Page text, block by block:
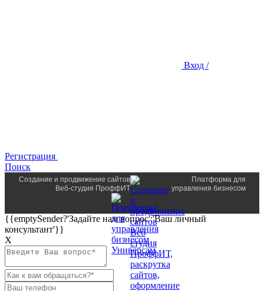
Вход /
Регистрация
Поиск
Создание и продвижение сайтов
Веб-студия ПроффИТ
Платформа для
управления бизнесом
{{emptySender?'Задайте нам вопрос':'Ваш личный
консультант'}}
Х